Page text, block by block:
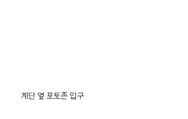
계단 옆 포토존 입구